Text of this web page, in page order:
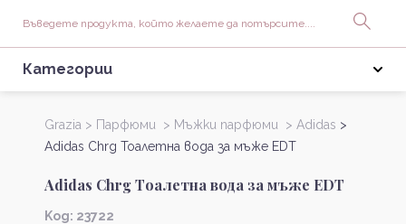
Категории
Grazia > Парфюми > Мъжки парфюми > Adidas >
Adidas Chrg Тоалетна вода за мъже EDT
Adidas Chrg Тоалетна вода за мъже EDT
Kод: 23722